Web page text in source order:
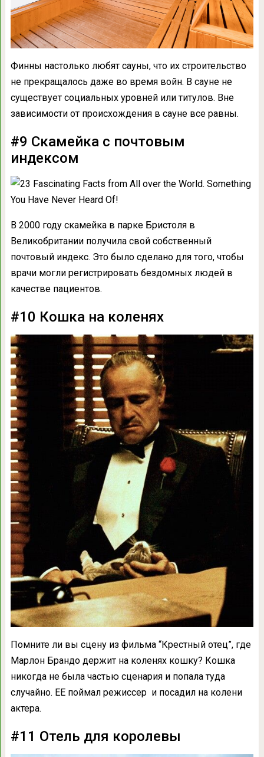
Финны настолько любят сауны, что их строительство
не прекращалось даже во время войн. В сауне не
существует социальных уровней или титулов. Вне
зависимости от происхождения в сауне все равны.
#9 Скамейка с почтовым
индексом
В 2000 году скамейка в парке Бристоля в
Великобритании получила свой собственный
почтовый индекс. Это было сделано для того, чтобы
врачи могли регистрировать бездомных людей в
качестве пациентов.
#10 Кошка на коленях
Помните ли вы сцену из фильма “Крестный отец”, где
Марлон Брандо держит на коленях кошку? Кошка
никогда не была частью сценария и попала туда
случайно. ЕЕ поймал режиссер и посадил на колени
актера.
#11 Отель для королевы